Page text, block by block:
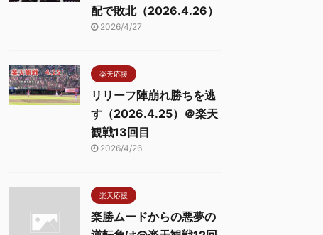
配で敗北（2026.4.26）
2026/4/27
楽天応援
リリーフ陣崩れ勝ちを逃
す（2026.4.25）＠楽天
観戦13回目
2026/4/26
楽天応援
楽勝ムードからの悪夢の